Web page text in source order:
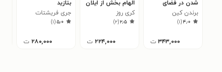
شدن در فضای
مجازی
برندن کین
۴٫۰(۱)
۳۴۳,۰۰۰ ت
الهام بخش از ایلان
ماسک
کری روز
۲٫۵(۲)
۲۲۴,۰۰۰ ت
بتازید
جری فریشتات
۵٫۰(۱)
۲۸۰,۰۰۰ ت